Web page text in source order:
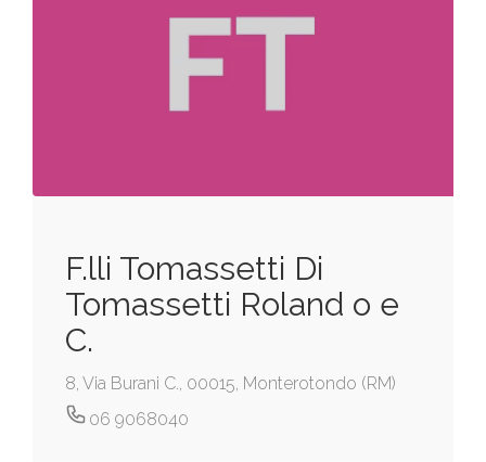
F.lli Tomassetti Di
Tomassetti Roland o e
C.
8, Via Burani C., 00015, Monterotondo (RM)
06 9068040